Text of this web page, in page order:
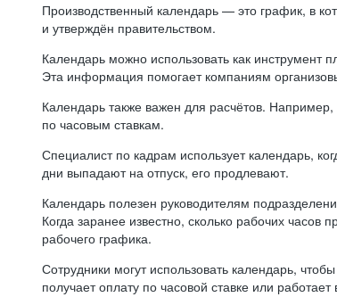
Производственный календарь — это график, в
и утверждён правительством.
Календарь можно использовать как
Эта информация помогает компаниям
Календарь также важен для расчётов.
по часовым ставкам.
Специалист по кадрам использует календарь,
дни выпадают на отпуск, его продлевают.
Календарь полезен руководителям
Когда заранее известно, сколько рабочих
рабочего графика.
Сотрудники могут использовать календарь,
получает оплату по часовой ставке или